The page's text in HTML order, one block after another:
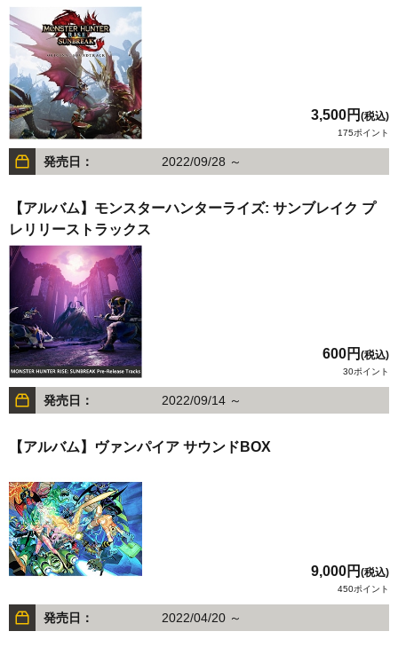
3,500円 (税込)
175ポイント
発売日： 2022/09/28 ～
【アルバム】モンスターハンターライズ: サンブレイク プ
レリリーストラックス
600円 (税込)
30ポイント
発売日： 2022/09/14 ～
【アルバム】ヴァンパイア サウンドBOX
9,000円 (税込)
450ポイント
発売日： 2022/04/20 ～